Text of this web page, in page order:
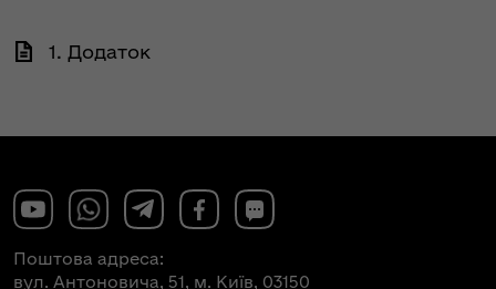
1. Додаток
Поштова адреса:
вул. Антоновича, 51, м. Київ, 03150